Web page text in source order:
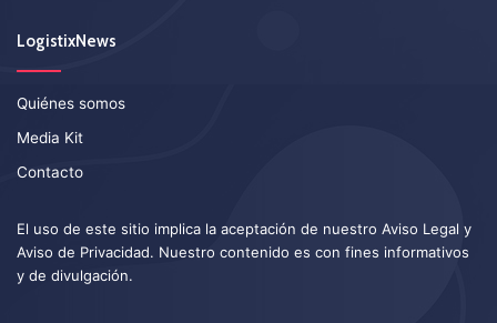
LogistixNews
Quiénes somos
Media Kit
Contacto
El uso de este sitio implica la aceptación de nuestro Aviso Legal y
Aviso de Privacidad. Nuestro contenido es con fines informativos
y de divulgación.